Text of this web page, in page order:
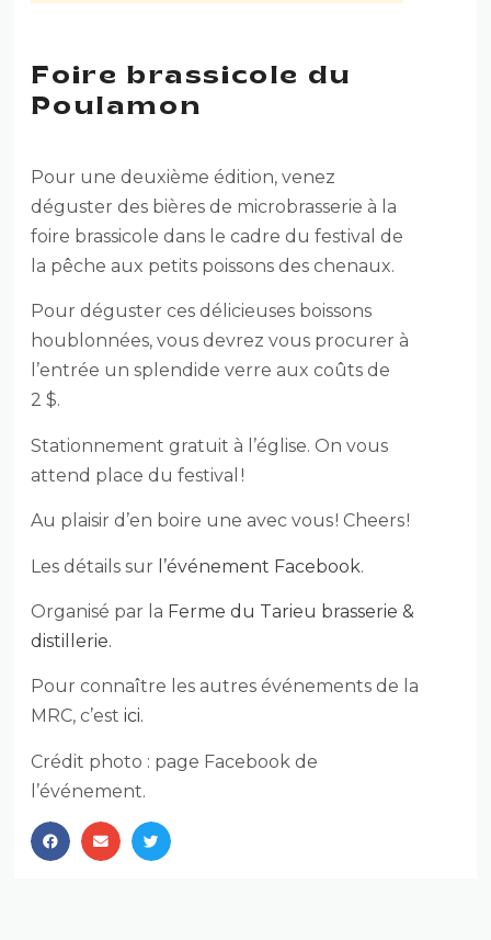
Foire brassicole du
Poulamon
Pour une deuxième édition, venez
déguster des bières de microbrasserie à la
foire brassicole dans le cadre du festival de
la pêche aux petits poissons des chenaux.
Pour déguster ces délicieuses boissons
houblonnées, vous devrez vous procurer à
l’entrée un splendide verre aux coûts de
2 $.
Stationnement gratuit à l’église. On vous
attend place du festival !
Au plaisir d’en boire une avec vous ! Cheers !
Les détails sur l’événement Facebook.
Organisé par la Ferme du Tarieu brasserie &
distillerie.
Pour connaître les autres événements de la
MRC, c’estici.
Crédit photo : page Facebook de
l’événement.